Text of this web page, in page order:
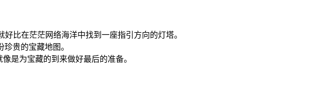
比在茫茫网络海洋中找到一座指引方向的灯塔。
贵的宝藏地图。
是为宝藏的到来做好最后的准备。